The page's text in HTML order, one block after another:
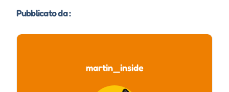
Pubblicato da :
martin_inside